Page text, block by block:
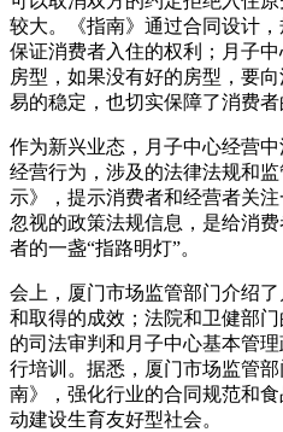
较大。《指南》通过合同设计
保证消费者入住的权利；月子
房型，如果没有好的房型，要
易的稳定，也切实保障了消费者
作为新兴业态，月子中心经营
经营行为，涉及的法律法规和
示》，提示消费者和经营者关
忽视的政策法规信息，是给消
者的一盏“指路明灯”。
会上，厦门市场监管部门介绍
和取得的成效；法院和卫健部
的司法审判和月子中心基本管
行培训。据悉，厦门市场监管
南》，强化行业的合同规范和
动建设生育友好型社会。